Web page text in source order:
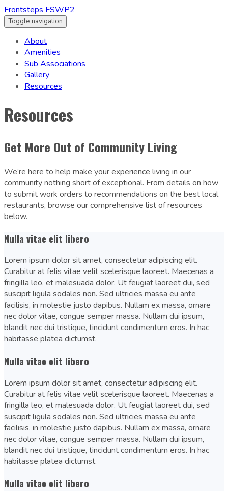
Frontsteps FSWP2
Toggle navigation
About
Amenities
Sub Associations
Gallery
Resources
Resources
Get More Out of Community Living
We’re here to help make your experience living in our
community nothing short of exceptional. From details on how
to submit work orders to recommendations on the best local
restaurants, browse our comprehensive list of resources
below.
Nulla vitae elit libero
Lorem ipsum dolor sit amet, consectetur adipiscing elit.
Curabitur at felis vitae velit scelerisque laoreet. Maecenas a
fringilla leo, et malesuada dolor. Ut feugiat laoreet dui, sed
suscipit ligula sodales non. Sed ultricies massa eu ante
facilisis, in molestie justo dapibus. Nullam ex massa, ornare
nec dolor vitae, congue semper massa. Nullam dui ipsum,
blandit nec dui tristique, tincidunt condimentum eros. In hac
habitasse platea dictumst.
Nulla vitae elit libero
Lorem ipsum dolor sit amet, consectetur adipiscing elit.
Curabitur at felis vitae velit scelerisque laoreet. Maecenas a
fringilla leo, et malesuada dolor. Ut feugiat laoreet dui, sed
suscipit ligula sodales non. Sed ultricies massa eu ante
facilisis, in molestie justo dapibus. Nullam ex massa, ornare
nec dolor vitae, congue semper massa. Nullam dui ipsum,
blandit nec dui tristique, tincidunt condimentum eros. In hac
habitasse platea dictumst.
Nulla vitae elit libero